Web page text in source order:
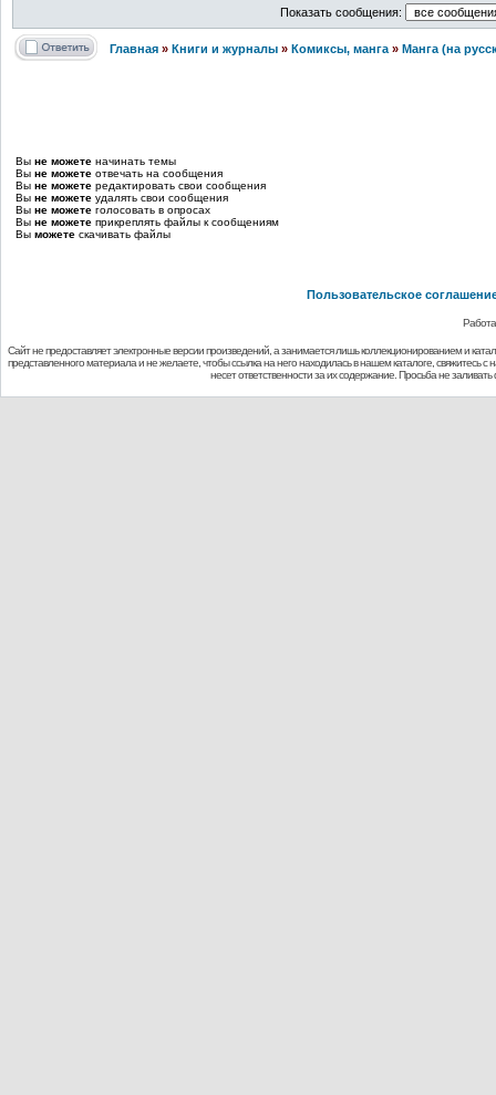
Показать сообщения:
Главная » Книги и журналы » Комиксы, манга » Манга (на
Вы не можете начинать темы
Вы не можете отвечать на сообщения
Вы не можете редактировать свои сообщения
Вы не можете удалять свои сообщения
Вы не можете голосовать в опросах
Вы не можете прикреплять файлы к сообщениям
Вы можете скачивать файлы
Пользовательское
Сайт не предоставляет электронные версии произведений, а занимается лишь коллекционированием и
представленного материала и не желаете, чтобы ссылка на него находилась в нашем каталоге,
несет ответственности за их содержание. Просьба не